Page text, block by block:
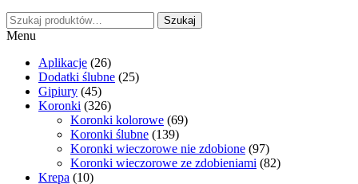
Szukaj:
Szukaj
Menu
Aplikacje (26)
Dodatki ślubne (25)
Gipiury (45)
Koronki (326)
Koronki kolorowe (69)
Koronki ślubne (139)
Koronki wieczorowe nie zdobione (97)
Koronki wieczorowe ze zdobieniami (82)
Krepa (10)